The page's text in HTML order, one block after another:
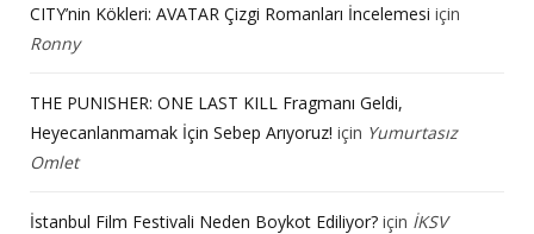
CITY’nin Kökleri: AVATAR Çizgi Romanları İncelemesi için
Ronny
THE PUNISHER: ONE LAST KILL Fragmanı Geldi,
Heyecanlanmamak İçin Sebep Arıyoruz! için Yumurtasız
Omlet
İstanbul Film Festivali Neden Boykot Ediliyor? için İKSV